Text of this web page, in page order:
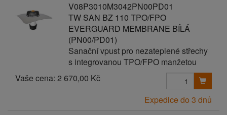
V08P3010M3042PN00PD01
TW SAN BZ 110 TPO/FPO
EVERGUARD MEMBRANE BÍLÁ
(PN00/PD01)
Sanační vpust pro nezateplené střechy
s integrovanou TPO/FPO manžetou
Vaše cena: 2 670,00 Kč
Expedice do 3 dnů